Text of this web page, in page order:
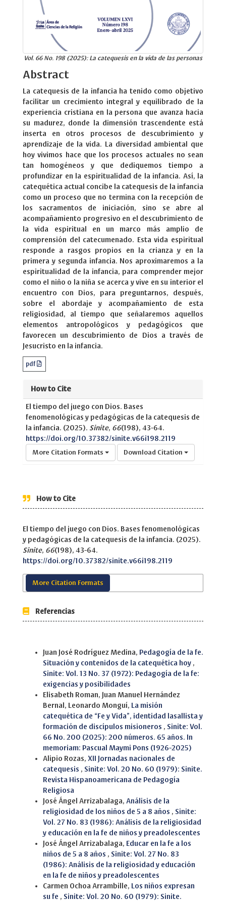
Vol. 66 No. 198 (2025): La catequesis en la vida de las personas
Abstract
La catequesis de la infancia ha tenido como objetivo
facilitar un crecimiento integral y equilibrado de la
experiencia cristiana en la persona que avanza hacia
su madurez, donde la dimensión trascendente está
inserta en otros procesos de descubrimiento y
aprendizaje de la vida. La diversidad ambiental que
hoy vivimos hace que los procesos actuales no sean
tan homogéneos y que dediquemos tiempo a
profundizar en la espiritualidad de la infancia. Así, la
catequética actual concibe la catequesis de la infancia
como un proceso que no termina con la recepción de
los sacramentos de iniciación, sino se abre al
acompañamiento progresivo en el descubrimiento de
la vida espiritual en un marco más amplio de
comprensión del catecumenado. Esta vida espiritual
responde a rasgos propios en la crianza y en la
primera y segunda infancia. Nos aproximaremos a la
espiritualidad de la infancia, para comprender mejor
como el niño o la niña se acerca y vive en su interior el
encuentro con Dios, para preguntarnos, después,
sobre el abordaje y acompañamiento de esta
religiosidad, al tiempo que señalaremos aquellos
elementos antropológicos y pedagógicos que
favorecen un descubrimiento de Dios a través de
Jesucristo en la infancia.
pdf
How to Cite
El tiempo del juego con Dios. Bases
fenomenológicas y pedagógicas de la catequesis de
la infancia. (2025). Sinite, 66(198), 43-64.
https://doi.org/10.37382/sinite.v66i198.2119
More Citation Formats Download Citation
How to Cite
El tiempo del juego con Dios. Bases fenomenológicas
y pedagógicas de la catequesis de la infancia. (2025).
Sinite, 66(198), 43-64.
https://doi.org/10.37382/sinite.v66i198.2119
More Citation Formats
Referencias
Juan José Rodríguez Medina, Pedagogía de la fe.
Situación y contenidos de la catequética hoy ,
Sinite: Vol. 13 No. 37 (1972): Pedagogía de la fe:
exigencias y posibilidades
Elisabeth Roman, Juan Manuel Hernández
Bernal, Leonardo Monguí, La misión
catequética de “Fe y Vida”, identidad lasallista y
formación de discípulos misioneros , Sinite: Vol.
66 No. 200 (2025): 200 números. 65 años. In
memoriam: Pascual Maymi Pons (1926-2025)
Alipio Rozas, XII Jornadas nacionales de
catequesis , Sinite: Vol. 20 No. 60 (1979): Sinite.
Revista Hispanoamericana de Pedagogía
Religiosa
José Ángel Arrizabalaga, Análisis de la
religiosidad de los niños de 5 a 8 años , Sinite:
Vol. 27 No. 83 (1986): Análisis de la religiosidad
y educación en la fe de niños y preadolescentes
José Ángel Arrizabalaga, Educar en la fe a los
niños de 5 a 8 años , Sinite: Vol. 27 No. 83
(1986): Análisis de la religiosidad y educación
en la fe de niños y preadolescentes
Carmen Ochoa Arrambille, Los niños expresan
su fe , Sinite: Vol. 20 No. 60 (1979): Sinite.